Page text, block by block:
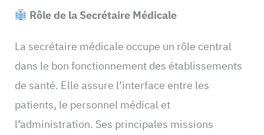
Rôle de la Secrétaire Médicale
La secrétaire médicale occupe un rôle central
dans le bon fonctionnement des établissements
de santé. Elle assure l’interface entre les
patients, le personnel médical et
l’administration. Ses principales missions